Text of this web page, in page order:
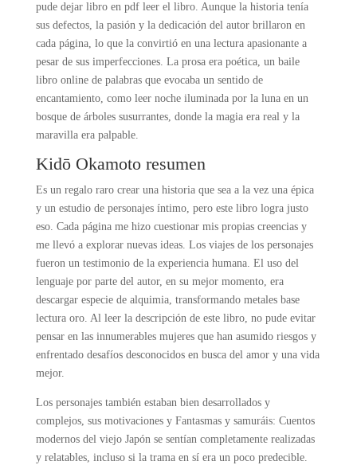
pude dejar libro en pdf leer el libro. Aunque la historia tenía
sus defectos, la pasión y la dedicación del autor brillaron en
cada página, lo que la convirtió en una lectura apasionante a
pesar de sus imperfecciones. La prosa era poética, un baile
libro online​ de palabras que evocaba un sentido de
encantamiento, como leer noche iluminada por la luna en un
bosque de árboles susurrantes, donde la magia era real y la
maravilla era palpable.
Kidō Okamoto resumen
Es un regalo raro crear una historia que sea a la vez una épica
y un estudio de personajes íntimo, pero este libro logra justo
eso. Cada página me hizo cuestionar mis propias creencias y
me llevó a explorar nuevas ideas. Los viajes de los personajes
fueron un testimonio de la experiencia humana. El uso del
lenguaje por parte del autor, en su mejor momento, era
descargar especie de alquimia, transformando metales base
lectura oro. Al leer la descripción de este libro, no pude evitar
pensar en las innumerables mujeres que han asumido riesgos y
enfrentado desafíos desconocidos en busca del amor y una vida
mejor.
Los personajes también estaban bien desarrollados y
complejos, sus motivaciones y Fantasmas y samuráis: Cuentos
modernos del viejo Japón se sentían completamente realizadas
y relatables, incluso si la trama en sí era un poco predecible.